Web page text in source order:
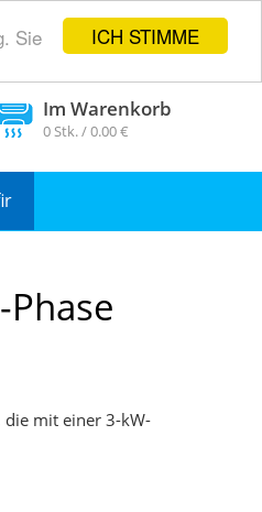
ICH STIMME
Sie
Im Warenkorb
0 Stk. /0.00 €
mit einer 3-kW-